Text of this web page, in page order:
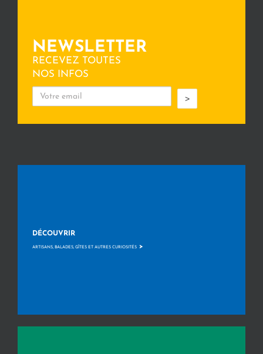
NEWSLETTER
RECEVEZ TOUTES
NOS INFOS
>
DÉCOUVRIR
ARTISANS, BALADES, GÎTES ET AUTRES CURIOSITÉS >